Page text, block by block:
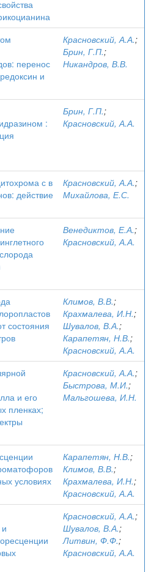
перенос
и
Красновский, А.А.;
Брин, Г.П.;
Никандров, В.В.
:
Брин, Г.П.;
Красновский, А.А.
с в
действие
Красновский, А.А.;
Михайлова, Е.С.
Венедиктов, Е.А.;
Красновский, А.А.
состояния
Климов, В.В.;
Крахмалева, И.Н.;
Шувалов, В.А.;
Карапетян, Н.В.;
Красновский, А.А.
и его
пленках;
Красновский, А.А.;
Быстрова, М.И.;
Мальгошева, И.Н.
условиях
Карапетян, Н.В.;
Климов, В.В.;
Крахмалева, И.Н.;
Красновский, А.А.
Красновский, А.А.;
Шувалов, В.А.;
Литвин, Ф.Ф.;
Красновский, А.А.